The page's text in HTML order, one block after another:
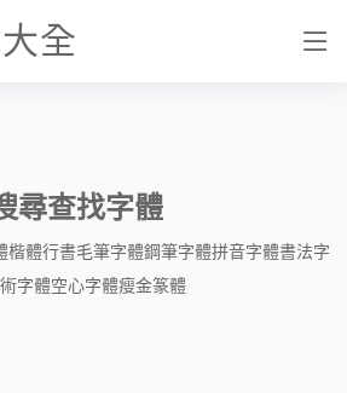
全
尋查找字體
楷體行書毛筆字體鋼筆字體拼音字體書法字
字體空心字體瘦金篆體